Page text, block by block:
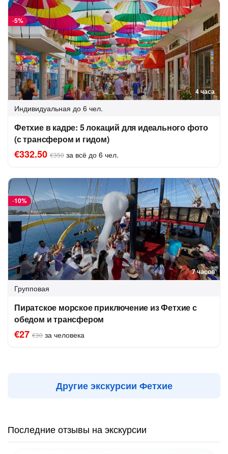
4 часа
-5%
Индивидуальная до 6 чел.
Фетхие в кадре: 5 локаций для идеального фото
(с трансфером и гидом)
€332.50 €350 за всё до 6 чел.
7 часов
-10%
Групповая
Пиратское морское приключение из Фетхие с
обедом и трансфером
€27 €30 за человека
Другие экскурсии Фетхие
Последние отзывы на экскурсии